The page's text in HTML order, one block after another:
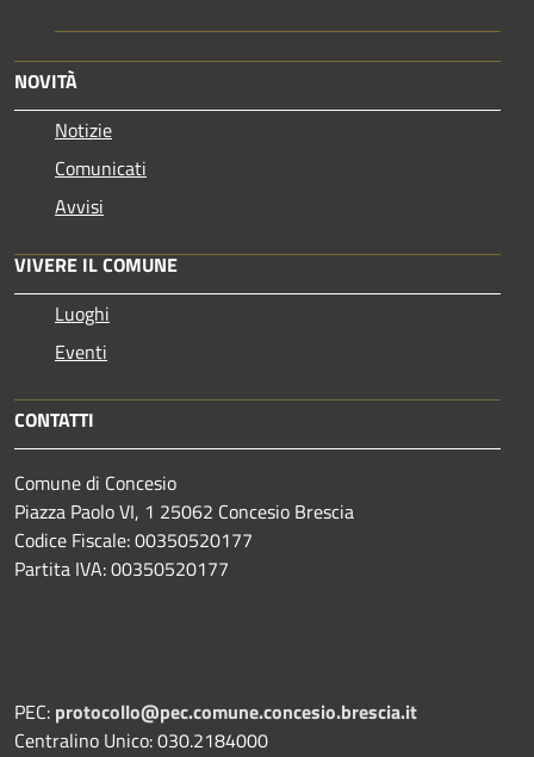
NOVITÀ
Notizie
Comunicati
Avvisi
VIVERE IL COMUNE
Luoghi
Eventi
CONTATTI
Comune di Concesio
Piazza Paolo VI, 1 25062 Concesio Brescia
Codice Fiscale: 00350520177
Partita IVA: 00350520177
PEC: protocollo@pec.comune.concesio.brescia.it
Centralino Unico: 030.2184000